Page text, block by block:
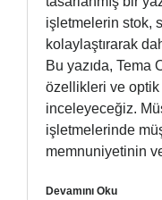
işletmelerin stok,
kolaylaştırarak
Bu yazıda, Tema
özellikleri ve optik
inceleyeceğiz.
işletmelerinde
memnuniyetinin
Devamını Oku